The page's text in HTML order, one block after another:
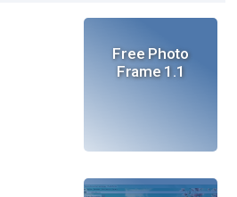
Free Photo
Frame 1.1